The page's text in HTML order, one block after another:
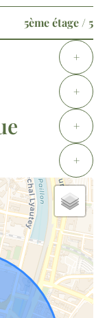
5ème étage / 5
+
+
+
+